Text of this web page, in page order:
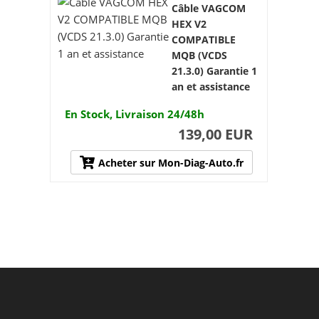
Câble VAGCOM
HEX V2
COMPATIBLE
MQB (VCDS
21.3.0) Garantie 1
an et assistance
En Stock, Livraison 24/48h
139,00 EUR
Acheter sur Mon-Diag-Auto.fr